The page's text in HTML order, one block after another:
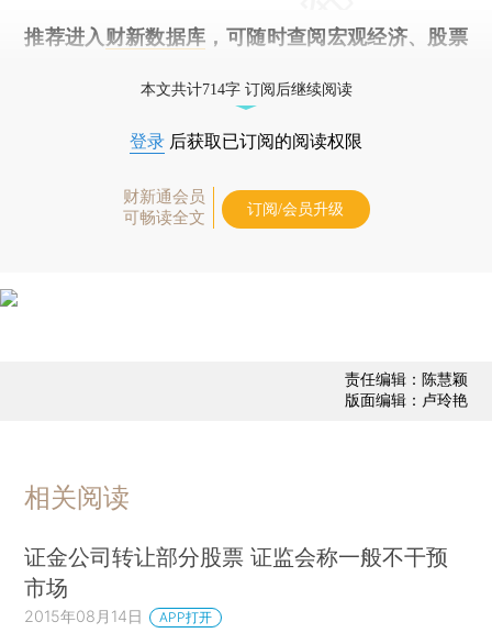
推荐进入 财新数据库 ，可随时查阅宏观经济、股票
本文共计714字 订阅后继续阅读
登录 后获取已订阅的阅读权限
财新通会员
可畅读全文
订阅/会员升级
责任编辑：陈慧颖
版面编辑：卢玲艳
相关阅读
证金公司转让部分股票 证监会称一般不干预
市场
2015年08月14日 APP打开